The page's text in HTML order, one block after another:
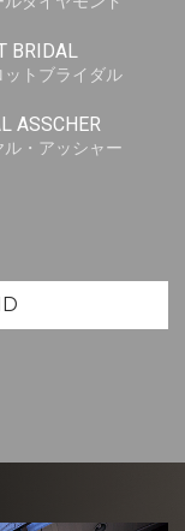
BRIDAL
ットブライダル
ASSCHER
ル・アッシャー